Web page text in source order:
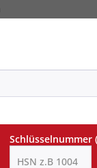
Schlüsselnummer